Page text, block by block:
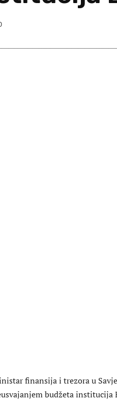
finansija i trezora u
budžeta institucija